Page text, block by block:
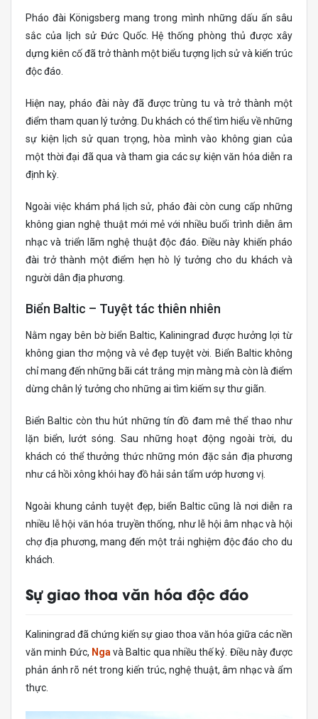
Pháo đài Königsberg mang trong mình những dấu ấn sâu
sắc của lịch sử Đức Quốc. Hệ thống phòng thủ được xây
dựng kiên cố đã trở thành một biểu tượng lịch sử và kiến trúc
độc đáo.
Hiện nay, pháo đài này đã được trùng tu và trở thành một
điểm tham quan lý tưởng. Du khách có thể tìm hiểu về những
sự kiện lịch sử quan trọng, hòa mình vào không gian của
một thời đại đã qua và tham gia các sự kiện văn hóa diễn ra
định kỳ.
Ngoài việc khám phá lịch sử, pháo đài còn cung cấp những
không gian nghệ thuật mới mẻ với nhiều buổi trình diễn âm
nhạc và triển lãm nghệ thuật độc đáo. Điều này khiến pháo
đài trở thành một điểm hẹn hò lý tưởng cho du khách và
người dân địa phương.
Biển Baltic – Tuyệt tác thiên nhiên
Nằm ngay bên bờ biển Baltic, Kaliningrad được hưởng lợi từ
không gian thơ mộng và vẻ đẹp tuyệt vời. Biển Baltic không
chỉ mang đến những bãi cát trắng mịn màng mà còn là điểm
dừng chân lý tưởng cho những ai tìm kiếm sự thư giãn.
Biển Baltic còn thu hút những tín đồ đam mê thể thao như
lặn biển, lướt sóng. Sau những hoạt động ngoài trời, du
khách có thể thưởng thức những món đặc sản địa phương
như cá hồi xông khói hay đồ hải sản tẩm ướp hương vị.
Ngoài khung cảnh tuyệt đẹp, biển Baltic cũng là nơi diễn ra
nhiều lễ hội văn hóa truyền thống, như lễ hội âm nhạc và hội
chợ địa phương, mang đến một trải nghiệm độc đáo cho du
khách.
Sự giao thoa văn hóa độc đáo
Kaliningrad đã chứng kiến sự giao thoa văn hóa giữa các nền
văn minh Đức, Ngavà Baltic qua nhiều thế kỷ. Điều này được
phản ánh rõ nét trong kiến trúc, nghệ thuật, âm nhạc và ẩm
thực.